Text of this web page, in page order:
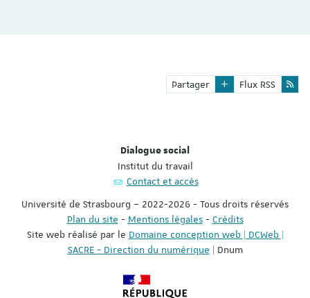
Partager Flux RSS
Dialogue social
Institut du travail
Contact et accès
Université de Strasbourg – 2022-2026 - Tous droits réservés
Plan du site - Mentions légales- Crédits
Site web réalisé par le Domaine conception web | DCWeb |
SACRE - Direction du numérique | Dnum